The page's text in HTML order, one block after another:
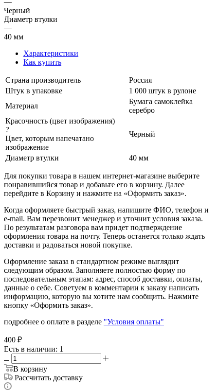
Черный
Диаметр втулки
—
40 мм
Характеристики
Как купить
Страна производитель
Россия
Штук в упаковке
1 000 штук в рулоне
Материал
Бумага самоклейка
серебро
Красочность (цвет изображения)
?
Цвет, которым напечатано
изображение
Черный
Диаметр втулки 40 мм
Для покупки товара в нашем интернет-магазине выберите
понравившийся товар и добавьте его в корзину. Далее
перейдите в Корзину и нажмите на «Оформить заказ».
Когда оформляете быстрый заказ, напишите ФИО, телефон и
e-mail. Вам перезвонит менеджер и уточнит условия заказа.
По результатам разговора вам придет подтверждение
оформления товара на почту. Теперь останется только ждать
доставки и радоваться новой покупке.
Оформление заказа в стандартном режиме выглядит
следующим образом. Заполняете полностью форму по
последовательным этапам: адрес, способ доставки, оплаты,
данные о себе. Советуем в комментарии к заказу написать
информацию, которую вы хотите нам сообщить. Нажмите
кнопку «Оформить заказ».
подробнее о оплате в разделе "Условия оплаты"
400 ₽
Есть в наличии: 1
В корзину
Рассчитать доставку